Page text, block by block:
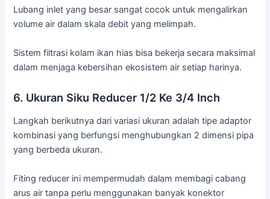
Lubang inlet yang besar sangat cocok untuk mengalirkan
volume air dalam skala debit yang melimpah.
Sistem filtrasi kolam ikan hias bisa bekerja secara maksimal
dalam menjaga kebersihan ekosistem air setiap harinya.
6. Ukuran Siku Reducer 1/2 Ke 3/4 Inch
Langkah berikutnya dari variasi ukuran adalah tipe adaptor
kombinasi yang berfungsi menghubungkan 2 dimensi pipa
yang berbeda ukuran.
Fiting reducer ini mempermudah dalam membagi cabang
arus air tanpa perlu menggunakan banyak konektor